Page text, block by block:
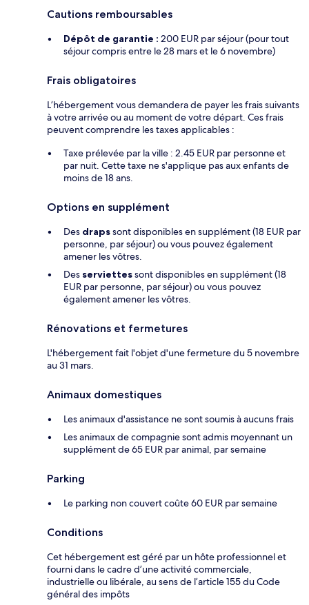
Cautions remboursables
Dépôt de garantie : 200 EUR par séjour (pour tout
séjour compris entre le 28 mars et le 6 novembre)
Frais obligatoires
L’hébergement vous demandera de payer les frais suivants
à votre arrivée ou au moment de votre départ. Ces frais
peuvent comprendre les taxes applicables :
Taxe prélevée par la ville : 2.45 EUR par personne et
par nuit. Cette taxe ne s'applique pas aux enfants de
moins de 18 ans.
Options en supplément
Des drapssont disponibles en supplément (18 EUR par
personne, par séjour) ou vous pouvez également
amener les vôtres.
Des serviettessont disponibles en supplément (18
EUR par personne, par séjour) ou vous pouvez
également amener les vôtres.
Rénovations et fermetures
L'hébergement fait l'objet d'une fermeture du 5 novembre
au 31 mars.
Animaux domestiques
Les animaux d'assistance ne sont soumis à aucuns frais
Les animaux de compagnie sont admis moyennant un
supplément de 65 EUR par animal, par semaine
Parking
Le parking non couvert coûte 60 EUR par semaine
Conditions
Cet hébergement est géré par un hôte professionnel et
fourni dans le cadre d’une activité commerciale,
industrielle ou libérale, au sens de l’article 155 du Code
général des impôts